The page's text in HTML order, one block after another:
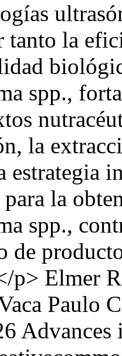
tanto la
spp.,
la
estrategia
para la
spp.,
de
p> Elmer
Paulo